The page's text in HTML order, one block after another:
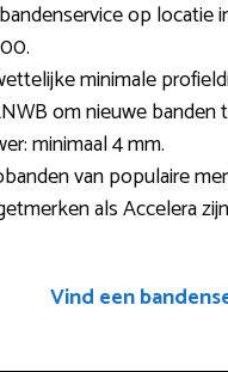
op locatie
minimale
om nieuwe
minimaal 4 mm.
van populaire
als Accelera
Vind een